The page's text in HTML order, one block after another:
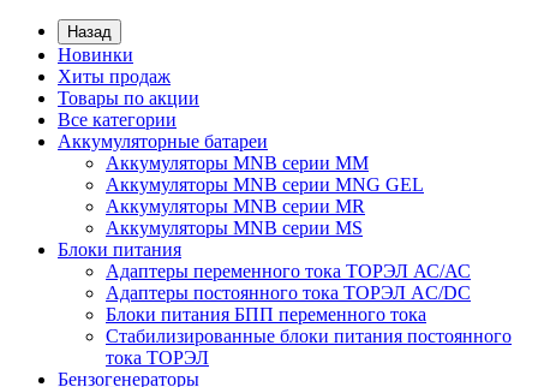
Назад
Новинки
Хиты продаж
Товары по акции
Все категории
Аккумуляторные батареи
Аккумуляторы MNB серии MM
Аккумуляторы MNB серии MNG GEL
Аккумуляторы MNB серии MR
Аккумуляторы MNB серии MS
Блоки питания
Адаптеры переменного тока ТОРЭЛ АС/АС
Адаптеры постоянного тока ТОРЭЛ AC/DC
Блоки питания БПП переменного тока
Стабилизированные блоки питания постоянного
тока ТОРЭЛ
Бензогенераторы